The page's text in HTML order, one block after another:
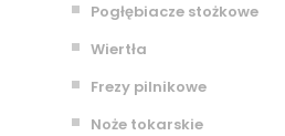
Pogłębiacze stożkowe
Wiertła
Frezy pilnikowe
Noże tokarskie